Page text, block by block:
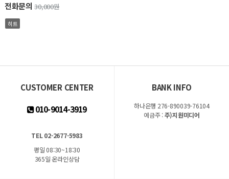
전화문의30,000원
히트
CUSTOMER CENTER
010-9014-3919
TEL 02-2677-5983
평일 08:30~18:30
365일 온라인상담
BANK INFO
하나은행 276-890039-76104
예금주 :주)지원미디어